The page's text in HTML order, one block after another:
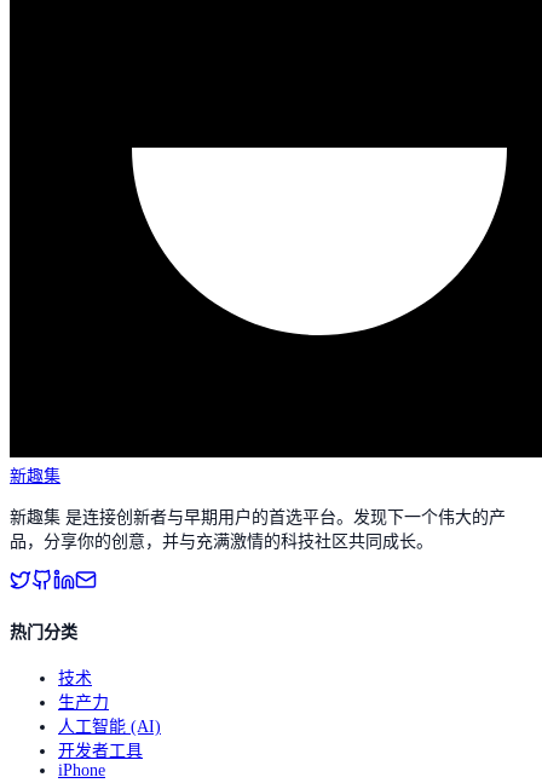
新趣集
新趣集 是连接创新者与早期用户的首选平台。发现下一个伟大的产
品，分享你的创意，并与充满激情的科技社区共同成长。
热门分类
技术
生产力
人工智能 (AI)
开发者工具
iPhone